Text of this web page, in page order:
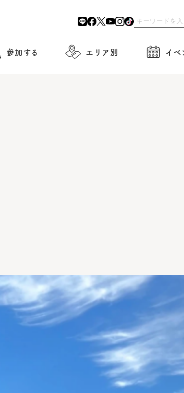
参加する エリア別 イベ